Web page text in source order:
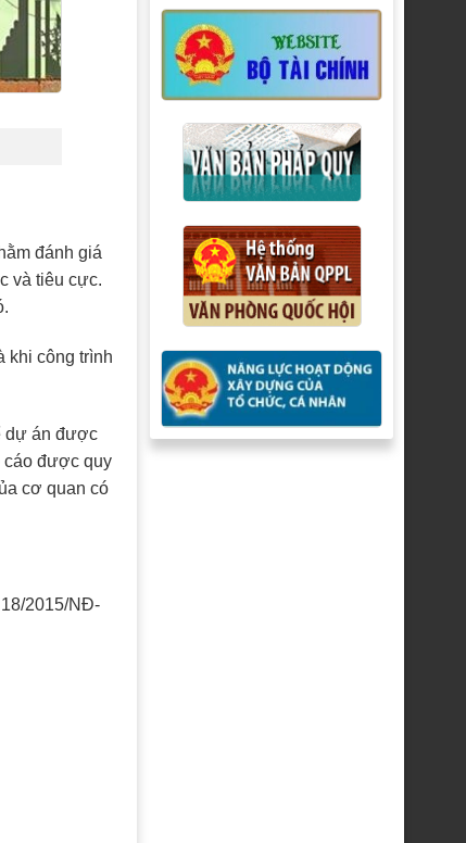
đánh giá
và tiêu cực.
khi công trình
dự án được
cáo được quy
cơ quan có
2015/NĐ-